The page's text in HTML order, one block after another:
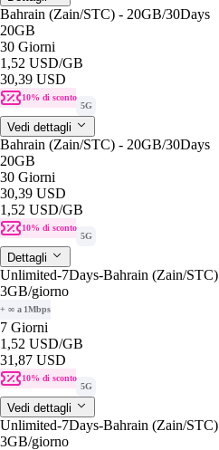
Bahrain (Zain/STC) - 20GB/30Days
20GB
30 Giorni
1,52 USD/GB
30,39 USD
10% di sconto
5G
Vedi dettagli
Bahrain (Zain/STC) - 20GB/30Days
20GB
30 Giorni
30,39 USD
1,52 USD/GB
10% di sconto
5G
Dettagli
Unlimited-7Days-Bahrain (Zain/STC)
3GB/giorno
+ ∞ a 1Mbps
7 Giorni
1,52 USD/GB
31,87 USD
10% di sconto
5G
Vedi dettagli
Unlimited-7Days-Bahrain (Zain/STC)
3GB/giorno